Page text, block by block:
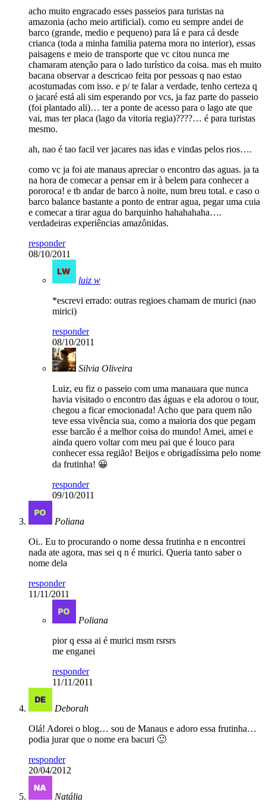
acho muito engracado esses passeios para turistas na
amazonia (acho meio artificial). como eu sempre andei de
barco (grande, medio e pequeno) para lá e para cá desde
crianca (toda a minha familia paterna mora no interior), essas
paisagens e meio de transporte que vc citou nunca me
chamaram atenção para o lado turístico da coisa. mas eh muito
bacana observar a descricao feita por pessoas q nao estao
acostumadas com isso. e p/ te falar a verdade, tenho certeza q
o jacaré está ali sim esperando por vcs, ja faz parte do passeio
(foi plantado ali)… ter a ponte de acesso para o lago ate que
vai, mas ter placa (lago da vitoria regia)????… é para turistas
mesmo.
ah, nao é tao facil ver jacares nas idas e vindas pelos rios….
como vc ja foi ate manaus apreciar o encontro das aguas. ja ta
na hora de comecar a pensar em ir à belem para conhecer a
pororoca! e tb andar de barco à noite, num breu total. e caso o
barco balance bastante a ponto de entrar agua, pegar uma cuia
e comecar a tirar agua do barquinho hahahahaha….
verdadeiras experiências amazônidas.
responder
08/10/2011
luiz w
*escrevi errado: outras regioes chamam de murici (nao
mirici)
responder
08/10/2011
Silvia Oliveira
Luiz, eu fiz o passeio com uma manauara que nunca
havia visitado o encontro das águas e ela adorou o tour,
chegou a ficar emocionada! Acho que para quem não
teve essa vivência sua, como a maioria dos que pegam
esse barcão é a melhor coisa do mundo! Amei, amei e
ainda quero voltar com meu pai que é louco para
conhecer essa região! Beijos e obrigadíssima pelo nome
da frutinha! 😀
responder
09/10/2011
Poliana
Oi.. Eu to procurando o nome dessa frutinha e n encontrei
nada ate agora, mas sei q n é murici. Queria tanto saber o
nome dela
responder
11/11/2011
Poliana
pior q essa ai é murici msm rsrsrs
me enganei
responder
11/11/2011
Deborah
Olá! Adorei o blog… sou de Manaus e adoro essa frutinha…
podia jurar que o nome era bacuri 🙂
responder
20/04/2012
Natália